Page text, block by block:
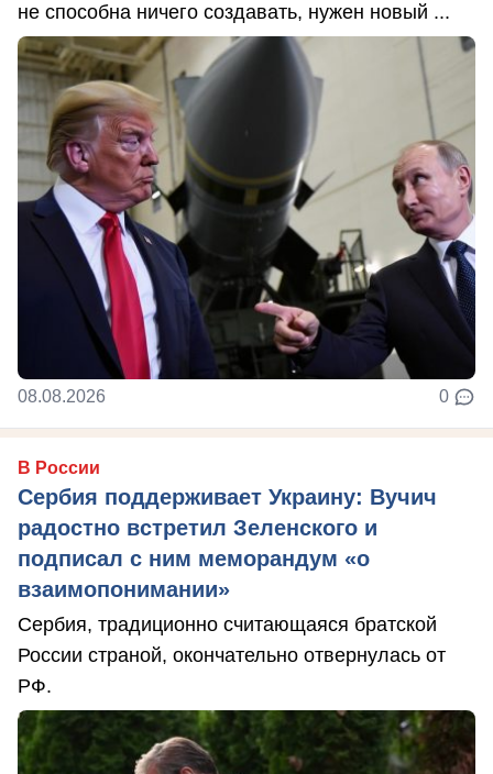
не способна ничего создавать, нужен новый ...
08.08.2026 0
В России
Сербия поддерживает Украину: Вучич
радостно встретил Зеленского и
подписал с ним меморандум «о
взаимопонимании»
Сербия, традиционно считающаяся братской
России страной, окончательно отвернулась от
РФ.